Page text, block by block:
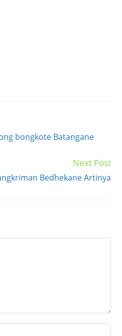
bongkote Batangane
Next Post
Bedhekane Artinya